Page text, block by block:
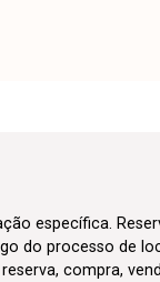
específica.
do processo de
compra,